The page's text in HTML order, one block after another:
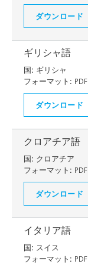
ダウンロード
ギリシャ語
国: ギリシャ
フォーマット: PDF
ダウンロード
クロアチア語
国: クロアチア
フォーマット: PDF
ダウンロード
イタリア語
国: スイス
フォーマット: PDF